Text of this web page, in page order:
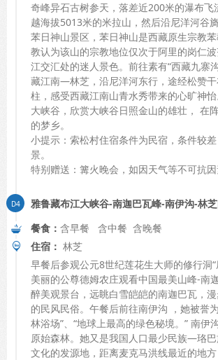
奇峰异石古树参天，落差近200米的瀑布飞
越海拔5013米的米拉山，然后沿尼洋河谷
苯日神山景区，苯日神山是西藏原生宗教
教认为该山的宗教地位仅次于阿里的岗仁
江交汇处的迷人景色。前往素有“西藏九寨
藏江南—林芝，沿尼洋河东行，途经松赞
柱，感受西藏江南山青水秀带来的心旷神
大峡谷，欣赏大峡谷日照金山的雄壮， 在
的梦乡。
小提示：索松村住宿条件为民宿，条件较
景。
特别赠送：篝火晚会，如因天气等不可抗因
雅鲁藏布江大峡谷-南迦巴瓦峰-南伊沟-林
餐食： 含早餐 含中餐 含晚餐
住宿： 林芝
早餐后参观公元8世纪莲花生大师的修行洞“
美丽的公尊德姆农庄观看中国最美山峰-南
醉美观景台，远眺白雪皑皑的南迦巴瓦，
的民风民俗。午餐后前往南伊沟 ，她被誉
林浴场”、“地球上最高的绿色秘境。” 南伊
原始森林。她又是我国人口最少民族—珞
文化的发源地，距离麦克马洪线最近的地